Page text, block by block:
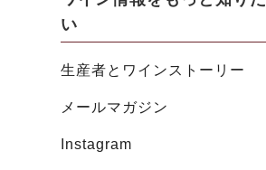
い
生産者とワインストーリー
メールマガジン
Instagram